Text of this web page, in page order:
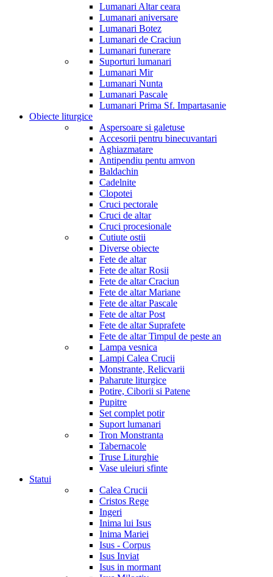
Lumanari Altar ceara
Lumanari aniversare
Lumanari Botez
Lumanari de Craciun
Lumanari funerare
Suporturi lumanari
Lumanari Mir
Lumanari Nunta
Lumanari Pascale
Lumanari Prima Sf. Impartasanie
Obiecte liturgice
Aspersoare si galetuse
Accesorii pentru binecuvantari
Aghiazmatare
Antipendiu pentu amvon
Baldachin
Cadelnite
Clopotei
Cruci pectorale
Cruci de altar
Cruci procesionale
Cutiute ostii
Diverse obiecte
Fete de altar
Fete de altar Rosii
Fete de altar Craciun
Fete de altar Mariane
Fete de altar Pascale
Fete de altar Post
Fete de altar Suprafete
Fete de altar Timpul de peste an
Lampa vesnica
Lampi Calea Crucii
Monstrante, Relicvarii
Paharute liturgice
Potire, Ciborii si Patene
Pupitre
Set complet potir
Suport lumanari
Tron Monstranta
Tabernacole
Truse Liturghie
Vase uleiuri sfinte
Statui
Calea Crucii
Cristos Rege
Ingeri
Inima lui Isus
Inima Mariei
Isus - Corpus
Isus Inviat
Isus in mormant